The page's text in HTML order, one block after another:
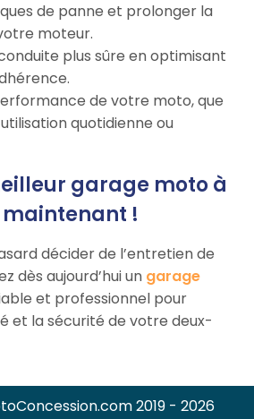
de panne et prolonger la
moteur.
plus sûre en optimisant
de votre moto, que
quotidienne ou
garage moto à
maintenant !
décider de l’entretien de
dès aujourd’hui un garage
et professionnel pour
et la sécurité de votre deux-
2019 - 2026